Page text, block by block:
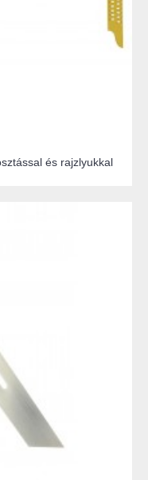
és rajzlyukkal